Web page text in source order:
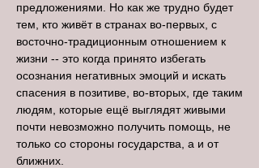
предложениями. Но как же трудно будет
тем, кто живёт в странах во-первых, с
восточно-традиционным отношением к
жизни -- это когда принято избегать
осознания негативных эмоций и искать
спасения в позитиве, во-вторых, где таким
людям, которые ещё выглядят живыми
почти невозможно получить помощь, не
только со стороны государства, а и от
ближних.